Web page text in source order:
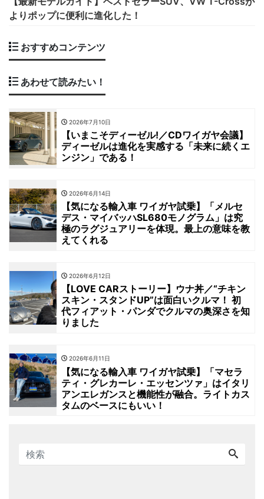
よりポップに便利に進化した！
おすすめコンテンツ
あわせて読みたい！
2026年7月10日
【いまこそディーゼル!／CDワイガヤ会議】
ディーゼルは進化を実感する「未来に続くエ
ンジン」である！
2026年6月14日
【気になる輸入車 ワイガヤ試乗】「メルセ
デス・マイバッハSL680モノグラム」は究
極のラグジュアリーを体現。最上の意味を教
えてくれる
2026年6月12日
【LOVE CARストーリー】ウナ丼／“チキン
スキン・スタンドUP”は面白いクルマ！ 初
代フィアット・パンダでクルマの奥深さを知
りました
2026年6月11日
【気になる輸入車 ワイガヤ試乗】「マセラ
ティ・グレカーレ・エッセンツァ」はイタリ
アンエレガンスと機能性が融合。ライトカス
タムのベースにもいい！